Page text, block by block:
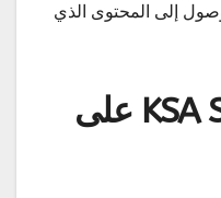
إلى المحتوى الذي
تردد قناة KSA Sport 4 على